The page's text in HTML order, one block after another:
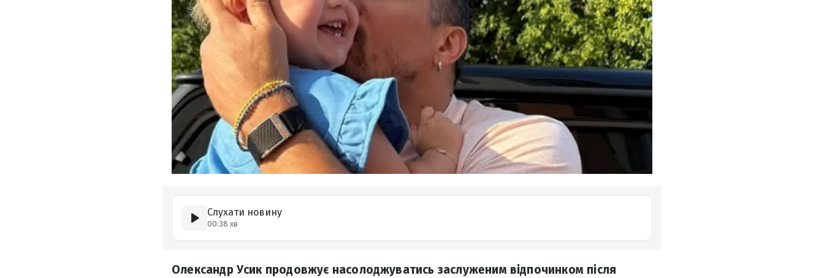
Слухати новину
00:38 хв
Олександр Усик продовжує насолоджуватись заслуженим відпочинком після